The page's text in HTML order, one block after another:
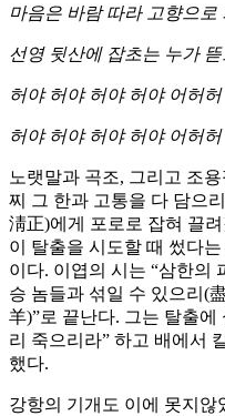
마음은 바람 따라 고향으로
선영 뒷산에 잡초는 누가
허야 허야 허야 허야 어허허
허야 허야 허야 허야 어허허
노랫말과 곡조, 그리고 조
찌 그 한과 고통을 다 담으
淸正)에게 포로로 잡혀 끌
이 탈출을 시도할 때 썼다
이다. 이엽의 시는 “삼한의
승 놈들과 섞일 수 있으리(
羊)”로 끝난다. 그는 탈출
리 죽으리라” 하고 배에서
했다.
강항의 기개도 이에 못지않